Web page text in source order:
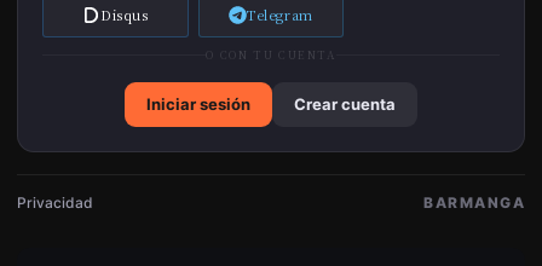
Disqus Telegram
O CON TU CUENTA
Iniciar sesión Crear cuenta
Privacidad BARMANGA